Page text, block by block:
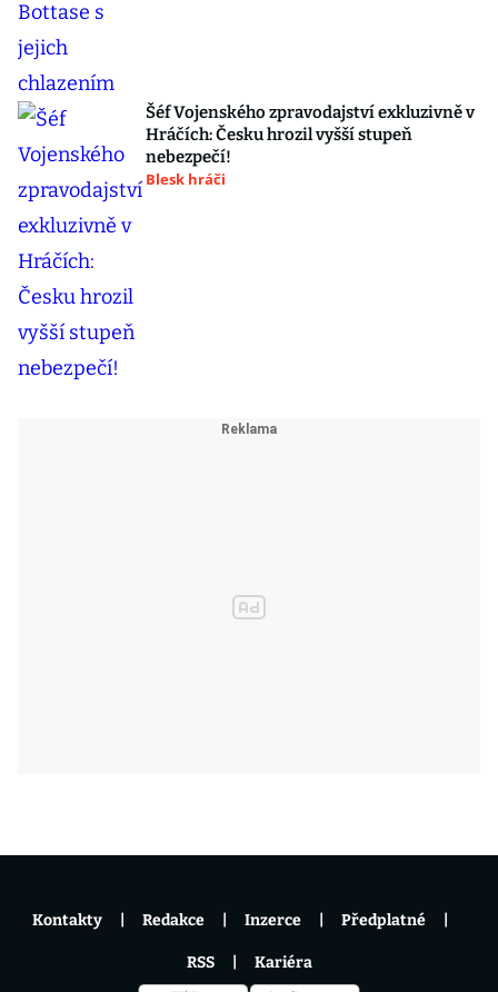
Šéf Vojenského zpravodajství exkluzivně v
Hráčích: Česku hrozil vyšší stupeň
nebezpečí!
Blesk hráči
Kontakty Redakce Inzerce Předplatné
RSS Kariéra